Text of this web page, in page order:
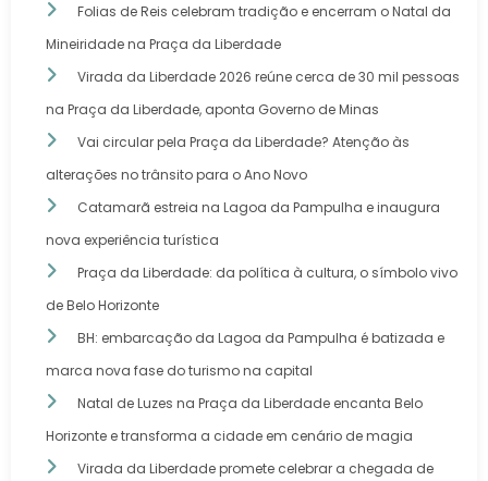
Folias de Reis celebram tradição e encerram o Natal da
Mineiridade na Praça da Liberdade
Virada da Liberdade 2026 reúne cerca de 30 mil pessoas
na Praça da Liberdade, aponta Governo de Minas
Vai circular pela Praça da Liberdade? Atenção às
alterações no trânsito para o Ano Novo
Catamarã estreia na Lagoa da Pampulha e inaugura
nova experiência turística
Praça da Liberdade: da política à cultura, o símbolo vivo
de Belo Horizonte
BH: embarcação da Lagoa da Pampulha é batizada e
marca nova fase do turismo na capital
Natal de Luzes na Praça da Liberdade encanta Belo
Horizonte e transforma a cidade em cenário de magia
Virada da Liberdade promete celebrar a chegada de